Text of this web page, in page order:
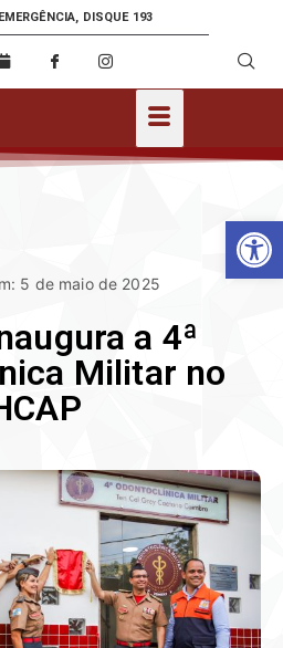
DISQUE 193
5 de maio de 2025
a 4ª
Militar no